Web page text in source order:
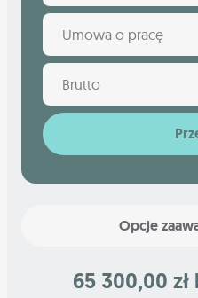
Umowa o pracę
Brutto
Opcje
65 300,00